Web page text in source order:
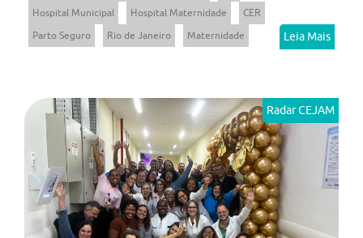
Hospital Municipal
Hospital Maternidade
CER
Parto Seguro
Rio de Janeiro Maternidade Leia Mais
Radar CEJAM